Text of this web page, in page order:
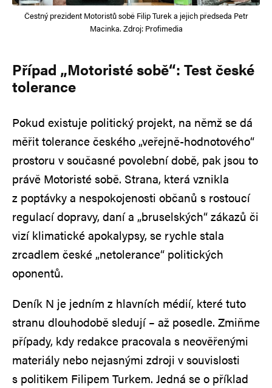
Čestný prezident Motoristů sobě Filip Turek a jejich předseda Petr
Macinka. Zdroj: Profimedia
Případ „Motoristé sobě“: Test české
tolerance
Pokud existuje politický projekt, na němž se dá
měřit tolerance českého „veřejně-hodnotového“
prostoru v současné povolební době, pak jsou to
právě Motoristé sobě. Strana, která vznikla
z poptávky a nespokojenosti občanů s rostoucí
regulací dopravy, daní a „bruselských“ zákazů či
vizí klimatické apokalypsy, se rychle stala
zrcadlem české „netolerance“ politických
oponentů.
Deník N je jedním z hlavních médií, které tuto
stranu dlouhodobě sledují – až posedle. Zmiňme
případy, kdy redakce pracovala s neověřenými
materiály nebo nejasnými zdroji v souvislosti
s politikem Filipem Turkem. Jedná se o příklad